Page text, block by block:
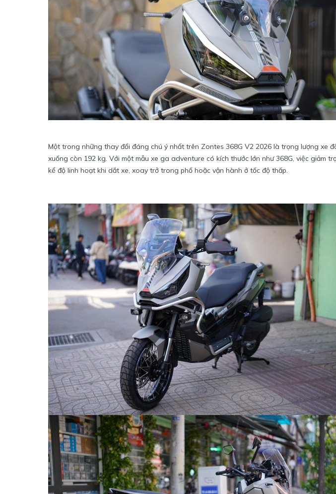
Một trong những thay đổi đáng chú ý nhất trên Zontes 368G V2 2026 là trọng lượng xe
xuống còn 192 kg. Với một mẫu xe ga adventure có kích thước lớn như 368G, việc giảm
kể độ linh hoạt khi dắt xe, xoay trở trong phố hoặc vận hành ở tốc độ thấp.